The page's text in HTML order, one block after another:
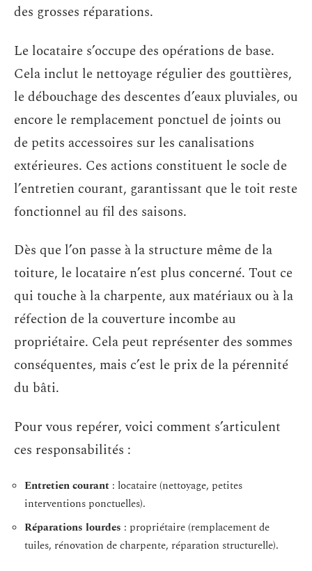
des grosses réparations.
Le locataire s’occupe des opérations de base.
Cela inclut le nettoyage régulier des gouttières,
le débouchage des descentes d’eaux pluviales, ou
encore le remplacement ponctuel de joints ou
de petits accessoires sur les canalisations
extérieures. Ces actions constituent le socle de
l’entretien courant, garantissant que le toit reste
fonctionnel au fil des saisons.
Dès que l’on passe à la structure même de la
toiture, le locataire n’est plus concerné. Tout ce
qui touche à la charpente, aux matériaux ou à la
réfection de la couverture incombe au
propriétaire. Cela peut représenter des sommes
conséquentes, mais c’est le prix de la pérennité
du bâti.
Pour vous repérer, voici comment s’articulent
ces responsabilités :
Entretien courant : locataire (nettoyage, petites
interventions ponctuelles).
Réparations lourdes : propriétaire (remplacement de
tuiles, rénovation de charpente, réparation structurelle).